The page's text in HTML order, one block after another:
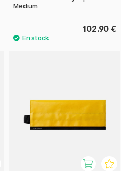
Medium
102.90 €